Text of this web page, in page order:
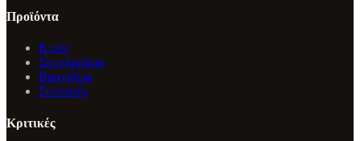
Προϊόντα
Κολιέ
Σκουλαρίκια
Βραχιόλια
Συλλογές
Κριτικές